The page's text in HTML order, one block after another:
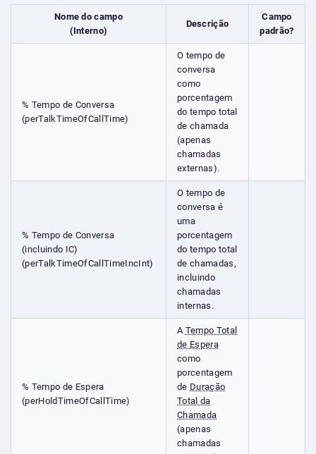
Nome do campo
(Interno)
Descrição
Campo
padrão?
% Tempo de Conversa
(perTalkTimeOfCallTime)
O tempo de
conversa
como
porcentagem
do tempo total
de chamada
(apenas
chamadas
externas).
% Tempo de Conversa
(incluindo IC)
(perTalkTimeOfCallTimeIncInt)
O tempo de
conversa é
uma
porcentagem
do tempo total
de chamadas,
incluindo
chamadas
internas.
% Tempo de Espera
(perHoldTimeOfCallTime)
A Tempo Total
de Espera
como
porcentagem
de Duração
Total da
Chamada
(apenas
chamadas